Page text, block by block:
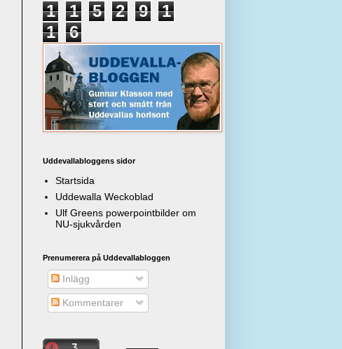
1 1 5 2 9
1
1
6
Uddevallabloggens sidor
Startsida
Uddewalla Weckoblad
Ulf Greens powerpointbilder om
NU-sjukvården
Prenumerera på Uddevallabloggen
Inlägg
Kommentarer